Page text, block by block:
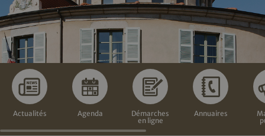
Actualités Agenda
Démarches
en ligne
Annuaires